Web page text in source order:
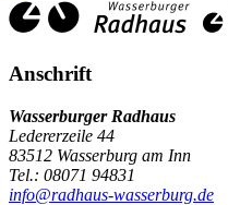
Anschrift
Wasserburger Radhaus
Ledererzeile 44
83512 Wasserburg am Inn
Tel.: 08071 94831
info@radhaus-wasserburg.de